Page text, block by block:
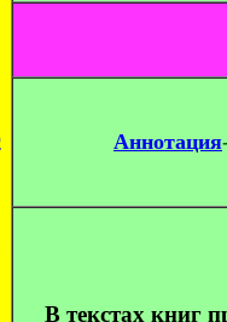
Аннотация
В текстах книг